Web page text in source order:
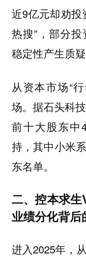
近9亿元却劝投
热搜”，部分
稳定性产生质疑
从资本市场“
场。据石头科
前十大股东中
持，其中小米
东名单。
二、控本求
业绩分化背
进入2025年，